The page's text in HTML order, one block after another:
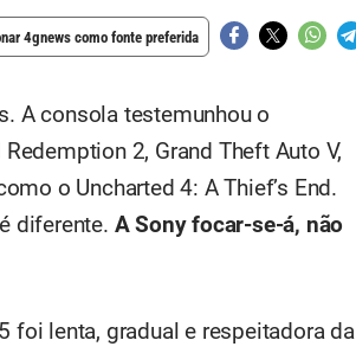
4gnews como fonte preferida
A consola testemunhou o
2, Grand Theft Auto V,
o Uncharted 4: A Thief’s End.
diferente. A Sony focar-se-á, não
foi lenta, gradual e respeitadora da